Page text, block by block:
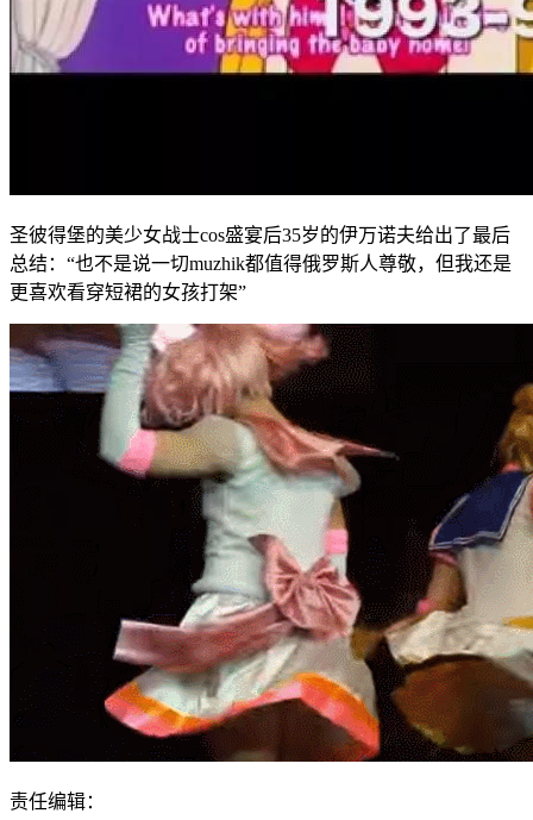
圣彼得堡的美少女战士cos盛宴后35岁的伊万诺夫给出了最后
总结：“也不是说一切muzhik都值得俄罗斯人尊敬，但我还是
更喜欢看穿短裙的女孩打架”
责任编辑：